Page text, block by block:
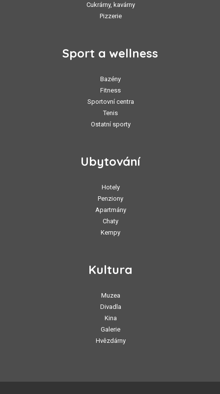
Cukrárny, kavárny
Pizzerie
Sport a wellness
Bazény
Fitness
Sportovní centra
Tenis
Ostatní sporty
Ubytování
Hotely
Penziony
Apartmány
Chaty
Kempy
Kultura
Muzea
Divadla
Kina
Galerie
Hvězdárny